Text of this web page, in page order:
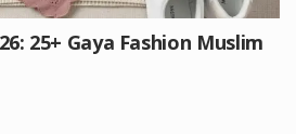
25+ Gaya Fashion Muslim